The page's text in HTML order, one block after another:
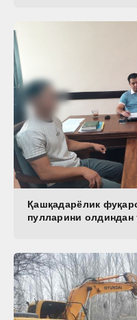
Қашқадарёлик
пулларини олдиндан